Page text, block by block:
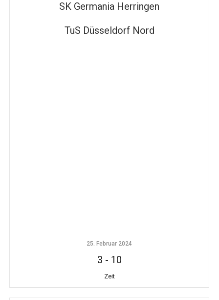
SK Germania Herringen
TuS Düsseldorf Nord
25. Februar 2024
3 - 10
Zeit